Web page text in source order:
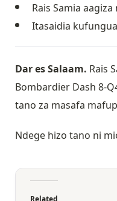
Rais Samia
Itasaidia
Dar es Salaam. Rais
Bombardier Dash 8-
tano za masafa
Ndege hizo tano ni
Related